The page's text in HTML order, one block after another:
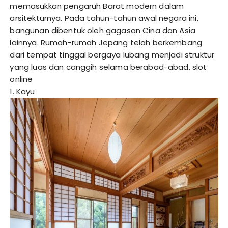
memasukkan pengaruh Barat modern dalam
arsitekturnya. Pada tahun-tahun awal negara ini,
bangunan dibentuk oleh gagasan Cina dan Asia
lainnya. Rumah-rumah Jepang telah berkembang
dari tempat tinggal bergaya lubang menjadi struktur
yang luas dan canggih selama berabad-abad. slot
online
1. Kayu